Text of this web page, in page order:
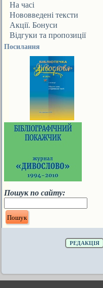
На часі
Нововведені тексти
Акції. Бонуси
Відгуки та пропозиції
Посилання
Пошук по сайту:
РЕДАКЦІЯ